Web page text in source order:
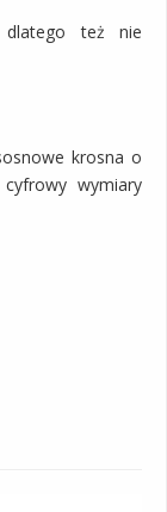
dlatego też nie
krosna o
wymiary